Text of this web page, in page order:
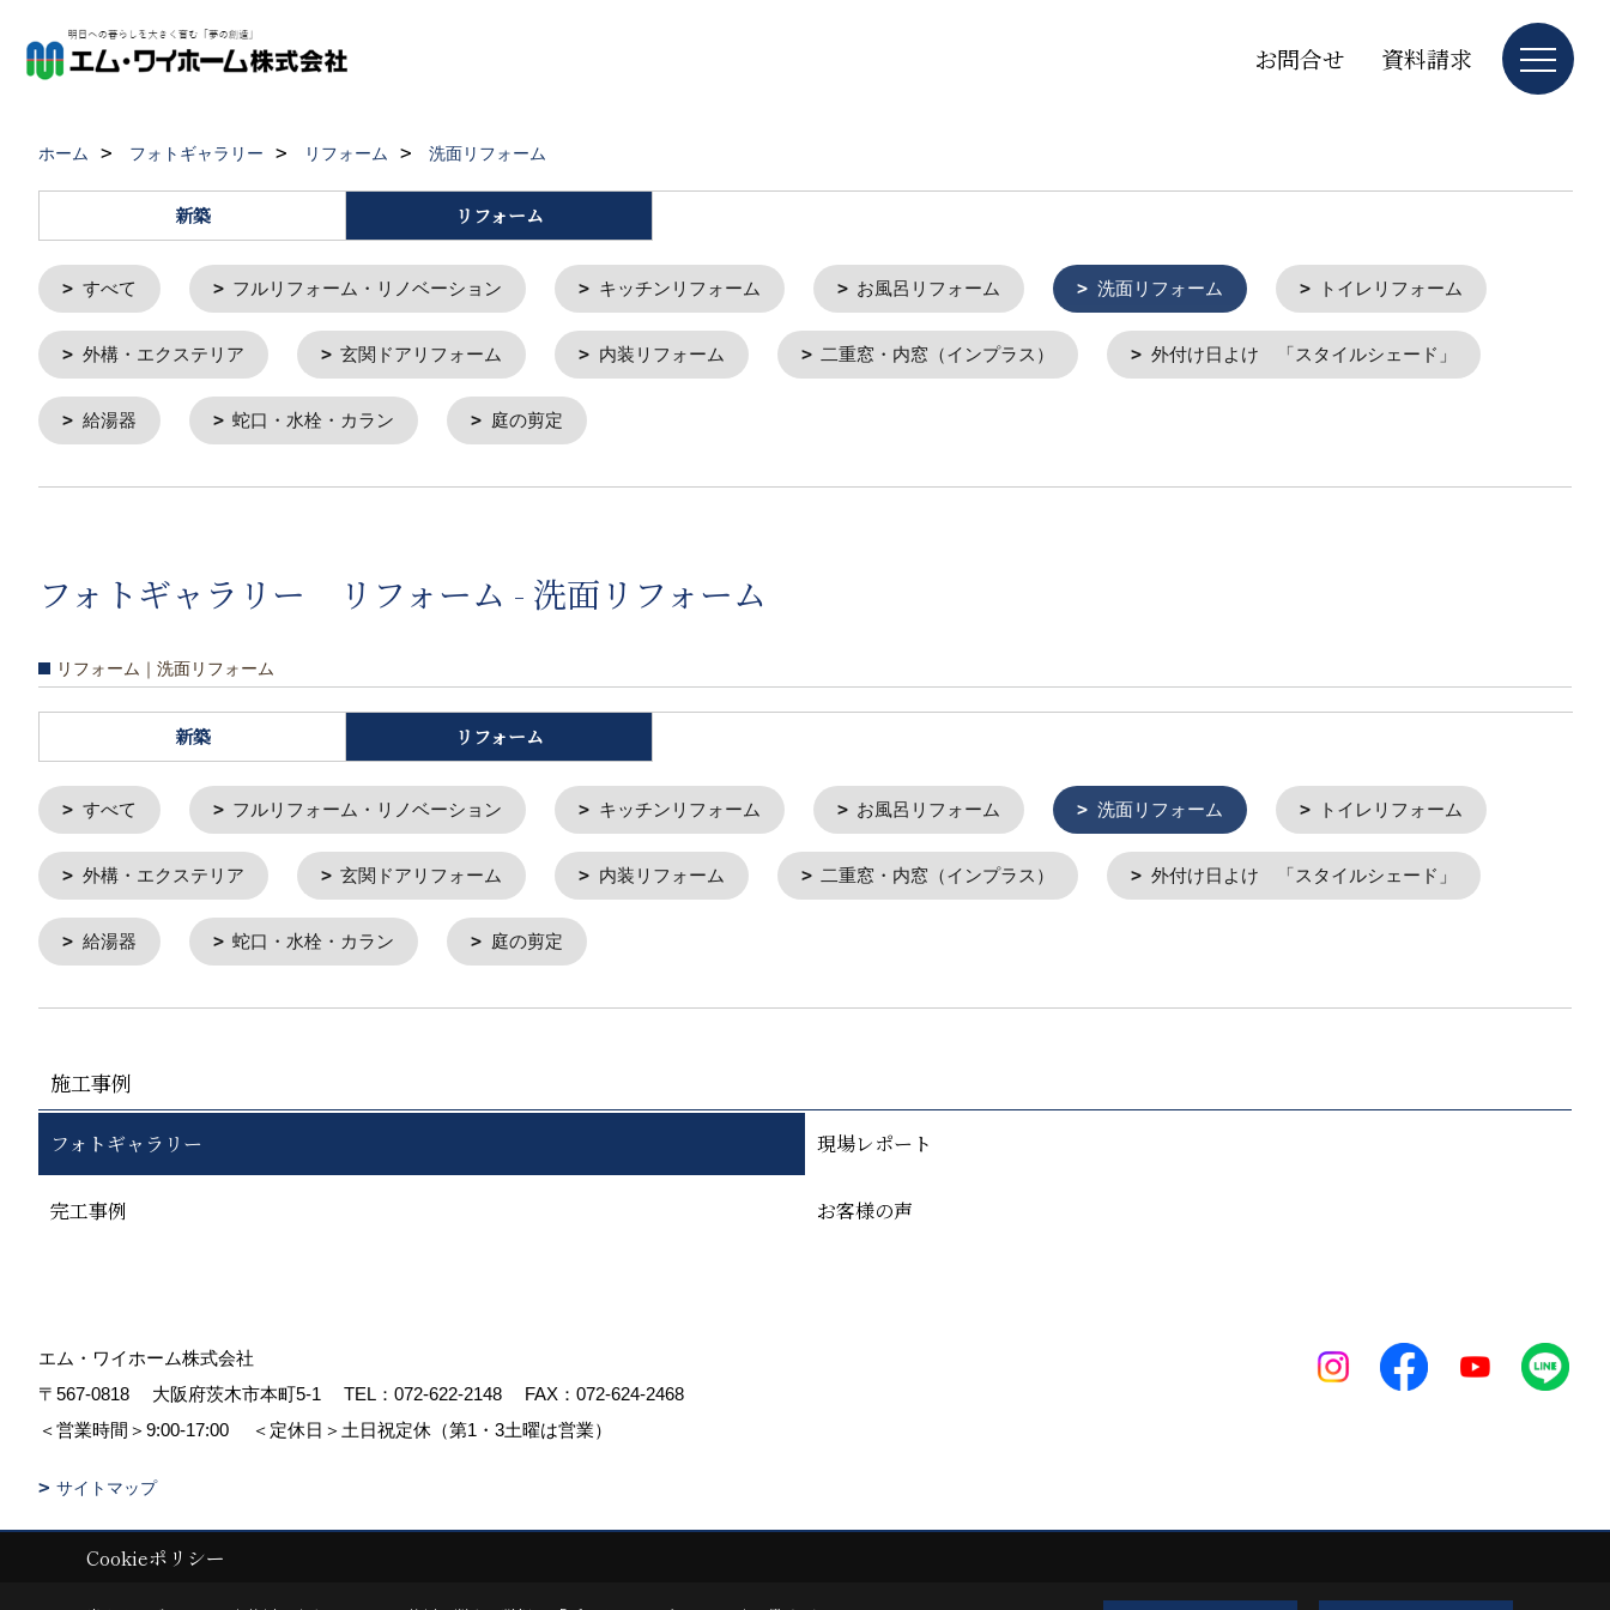
お問合せ 資料請求
ホーム フォトギャラリー リフォーム 洗面リフォーム
新築 リフォーム
すべて フルリフォーム・リノベーション キッチンリフォーム お風呂リフォーム 洗面リフォーム トイレリフォーム
外構・エクステリア 玄関ドアリフォーム 内装リフォーム 二重窓・内窓（インプラス） 外付け日よけ 「スタイルシェード」
給湯器 蛇口・水栓・カラン 庭の剪定
フォトギャラリー リフォーム - 洗面リフォーム
リフォーム｜洗面リフォーム
新築 リフォーム
すべて フルリフォーム・リノベーション キッチンリフォーム お風呂リフォーム 洗面リフォーム トイレリフォーム
外構・エクステリア 玄関ドアリフォーム 内装リフォーム 二重窓・内窓（インプラス） 外付け日よけ 「スタイルシェード」
給湯器 蛇口・水栓・カラン 庭の剪定
施工事例
フォトギャラリー 現場レポート
完工事例 お客様の声
エム・ワイホーム株式会社
〒567-0818
大阪府茨木市本町5-1 TEL： 072-622-2148
FAX：072-624-2468
＜営業時間＞9:00-17:00
＜定休日＞土日祝定休（第1・3土曜は営業）
サイトマップ
Copyright (c) pacube publishing Co.,LTD. All Rights Reserved.
Cookieポリシー